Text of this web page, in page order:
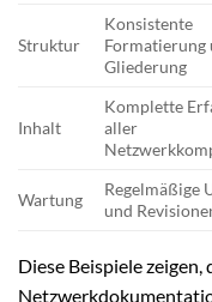
Struktur
Konsistente
Formatierung
Gliederung
Inhalt
Komplette
aller
Wartung
Regelmäßige
und
Diese Beispiele